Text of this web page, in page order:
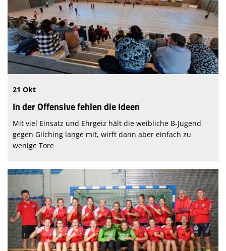
21 Okt
In der Offensive fehlen die Ideen
Mit viel Einsatz und Ehrgeiz hält die weibliche B-Jugend
gegen Gilching lange mit, wirft dann aber einfach zu
wenige Tore